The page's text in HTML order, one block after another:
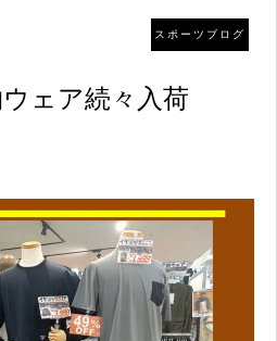
スポーツブログ
ウェア続々入荷